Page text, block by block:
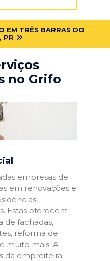
EM TRÊS BARRAS DO
PR
no Grifo
empresas de
em renovações e
Estas oferecem
de fachadas,
reforma de
muito mais. A
da empreiteira